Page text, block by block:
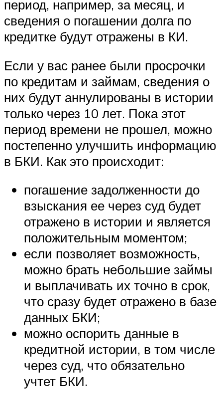
период, например, за месяц, и
сведения о погашении долга по
кредитке будут отражены в КИ.
Если у вас ранее были просрочки
по кредитам и займам, сведения о
них будут аннулированы в истории
только через 10 лет. Пока этот
период времени не прошел, можно
постепенно улучшить информацию
в БКИ. Как это происходит:
погашение задолженности до
взыскания ее через суд будет
отражено в истории и является
положительным моментом;
если позволяет возможность,
можно брать небольшие займы
и выплачивать их точно в срок,
что сразу будет отражено в базе
данных БКИ;
можно оспорить данные в
кредитной истории, в том числе
через суд, что обязательно
учтет БКИ.